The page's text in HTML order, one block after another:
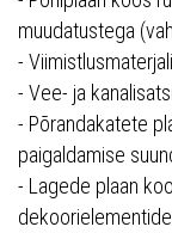
muudatustega
-
- Vee- ja
- Põrandakatete
paigaldamise
- Lagede plaan